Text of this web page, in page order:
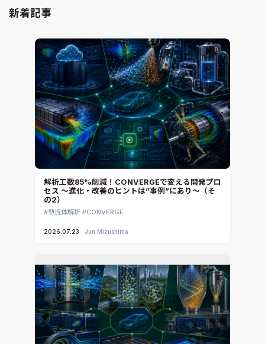
新着記事
解析工数85%削減！CONVERGEで変える開発プロ
セス ～進化・改善のヒントは”事例”にあり～（そ
の2）
熱流体解析 CONVERGE
2026.07.23 Jun Mizushima